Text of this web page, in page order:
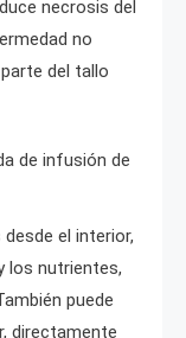
necrosis del
no
del tallo
de infusión de
el interior,
los nutrientes,
puede
directamente